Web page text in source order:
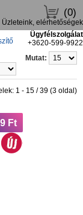
(0)
Üzleteink, elérhetőségek
Ügyfélszolgálat
+3620-599-9922
Mutat:
1 - 15 / 39 (3 oldal)
Ft